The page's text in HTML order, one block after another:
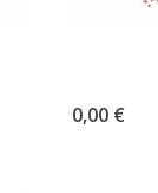
0,00 €